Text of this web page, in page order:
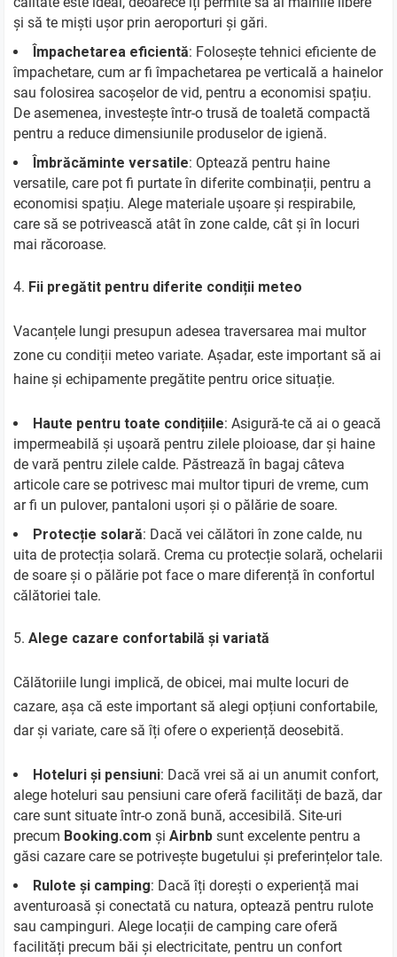
și să te miști ușor prin aeroporturi și gări.
Împachetarea eficientă: Folosește tehnici eficiente de
împachetare, cum ar fi împachetarea pe verticală a hainelor
sau folosirea sacoșelor de vid, pentru a economisi spațiu.
De asemenea, investește într-o trusă de toaletă compactă
pentru a reduce dimensiunile produselor de igienă.
Îmbrăcăminte versatile: Optează pentru haine
versatile, care pot fi purtate în diferite combinații, pentru a
economisi spațiu. Alege materiale ușoare și respirabile,
care să se potrivească atât în zone calde, cât și în locuri
mai răcoroase.
Fii pregătit pentru diferite condiții meteo
Vacanțele lungi presupun adesea traversarea mai multor
zone cu condiții meteo variate. Așadar, este important să ai
haine și echipamente pregătite pentru orice situație.
Haute pentru toate condițiile: Asigură-te că ai o geacă
impermeabilă și ușoară pentru zilele ploioase, dar și haine
de vară pentru zilele calde. Păstrează în bagaj câteva
articole care se potrivesc mai multor tipuri de vreme, cum
ar fi un pulover, pantaloni ușori și o pălărie de soare.
Protecție solară: Dacă vei călători în zone calde, nu
uita de protecția solară. Crema cu protecție solară, ochelarii
de soare și o pălărie pot face o mare diferență în confortul
călătoriei tale.
Alege cazare confortabilă și variată
Călătoriile lungi implică, de obicei, mai multe locuri de
cazare, așa că este important să alegi opțiuni confortabile,
dar și variate, care să îți ofere o experiență deosebită.
Hoteluri și pensiuni: Dacă vrei să ai un anumit confort,
alege hoteluri sau pensiuni care oferă facilități de bază, dar
care sunt situate într-o zonă bună, accesibilă. Site-uri
precum Booking.com șiAirbnb sunt excelente pentru a
găsi cazare care se potrivește bugetului și preferințelor tale.
Rulote și camping: Dacă îți dorești o experiență mai
aventuroasă și conectată cu natura, optează pentru rulote
sau campinguri. Alege locații de camping care oferă
facilități precum băi și electricitate, pentru un confort